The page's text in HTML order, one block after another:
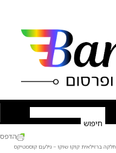
ברזילאית קוקו שוקו – גילעם קוסמטיקס
הדפס